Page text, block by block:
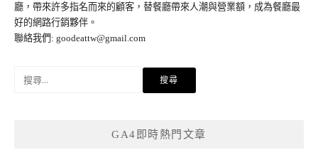
廳，帶來許多指名而來的顧客，替餐廳帶來人潮與營業額，成為餐廳最
好的網路行銷夥伴。
聯絡我們: goodeattw@gmail.com
GA4即時熱門文章